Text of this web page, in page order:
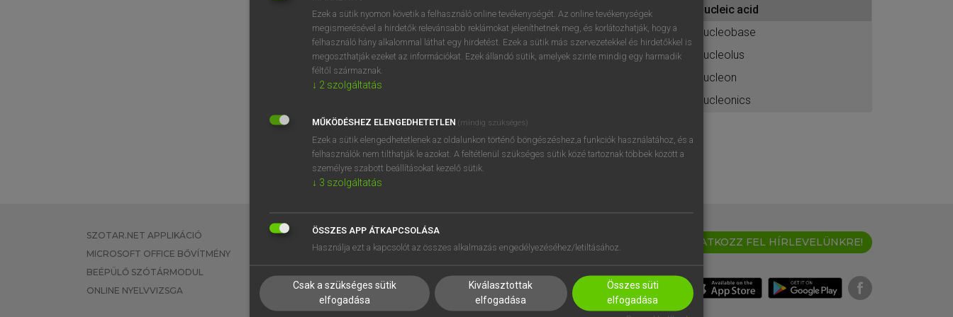
BELÉPÉS
próbaverziójának elindításához
regisztrálok ésbelépek.
REGISZTRÁCIÓ
nucleic acid
nucleobase
nucleolus
nucleon
nucleonics
SZOTAR.NET APPLIKÁCIÓ
MICROSOFT OFFICE BŐVÍTMÉNY
BEÉPÜLŐ SZÓTÁRMODUL
ONLINE NYELVVIZSGA
EGYÉNI FELHASZNÁLÓKNAK
TANULÓKNAK
VÁLLALATI MEGOLDÁSOK
SÚGÓ
RÓLUNK
SÜTI BEÁLLÍTÁSOK
IRATKOZZ FEL HÍRLEVELÜNKRE!
Ezek a sütik nyomon követik a felhasználó online tevékenységét. Az online tevékenységek
megismerésével a hirdetők relevánsabb reklámokat jeleníthetnek meg, és korlátozhatják, hogy a
felhasználó hány alkalommal láthat egy hirdetést. Ezek a sütik más szervezetekkel és hirdetőkkel is
megoszthatják ezeket az információkat. Ezek állandó sütik, amelyek szinte mindig egy harmadik
féltől származnak.
↓ 2 szolgáltatás
MŰKÖDÉSHEZ ELENGEDHETETLEN (mindig szükséges)
Ezek a sütik elengedhetetlenek az oldalunkon történő böngészéshez,a funkciók használatához, és a
felhasználók nem tilthatják le azokat. A feltétlenül szükséges sütik közé tartoznak többek között a
személyre szabott beállításokat kezelő sütik.
↓ 3 szolgáltatás
ÖSSZES APP ÁTKAPCSOLÁSA
Használja ezt a kapcsolót az összes alkalmazás engedélyezéséhez/letiltásához.
Csak a szükséges sütik
elfogadása
Kiválasztottak
elfogadása
Összes süti
elfogadása